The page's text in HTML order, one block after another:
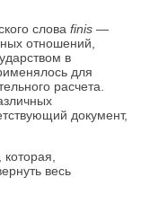
слова finis —
отношений,
в
для
расчета.
документ,
весь